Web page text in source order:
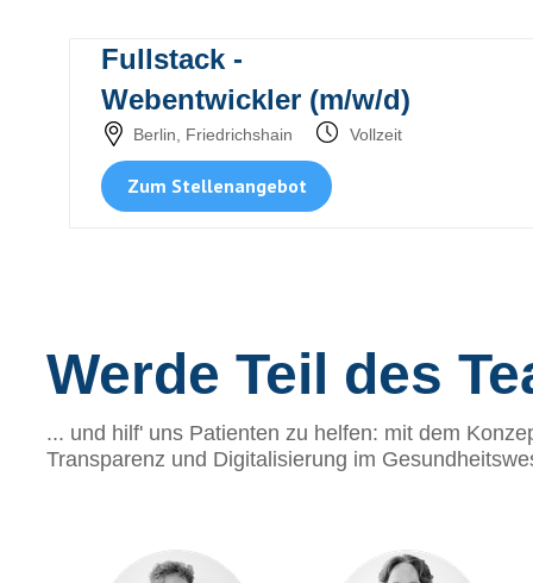
... und hilf' uns Patienten zu helfen: mit dem
Transparenz und Digitalisierung im
Werde Teil des
Zum Stellenangebot
Berlin, Friedrichshain Vollzeit
Fullstack -
Webentwickler (m/w/d)